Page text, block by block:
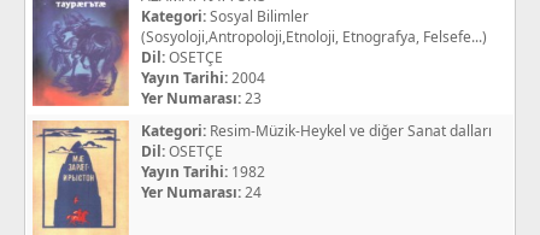
Kategori:Sosyal Bilimler
(Sosyoloji,Antropoloji,Etnoloji, Etnografya, Felsefe...)
Dil:OSETÇE
Yayın Tarihi:2004
Yer Numarası:23
Kategori: Resim-Müzik-Heykel ve diğer Sanat dalları
Dil:OSETÇE
Yayın Tarihi: 1982
Yer Numarası:24